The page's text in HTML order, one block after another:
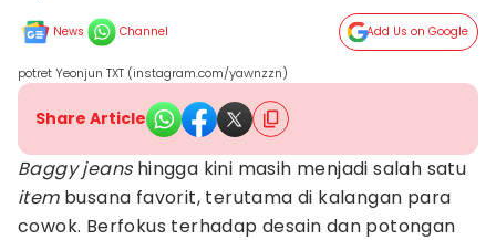
News Channel Add Us on Google
potret Yeonjun TXT (instagram.com/yawnzzn)
Share Article
Baggy jeanshingga kini masih menjadi salah satu
itembusana favorit, terutama di kalangan para
cowok. Berfokus terhadap desain dan potongan